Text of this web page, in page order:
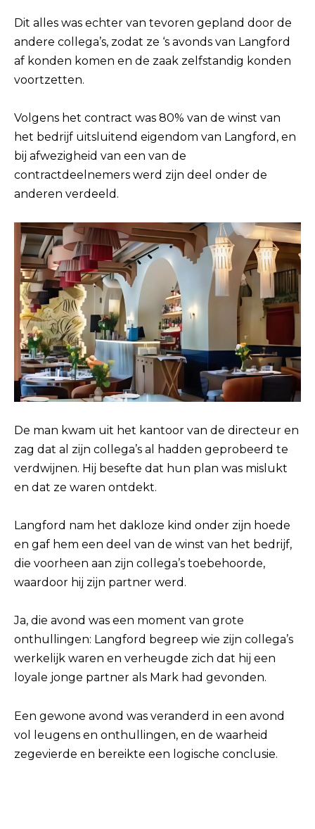
Dit alles was echter van tevoren gepland door de
andere collega’s, zodat ze ‘s avonds van Langford
af konden komen en de zaak zelfstandig konden
voortzetten.
Volgens het contract was 80% van de winst van
het bedrijf uitsluitend eigendom van Langford, en
bij afwezigheid van een van de
contractdeelnemers werd zijn deel onder de
anderen verdeeld.
De man kwam uit het kantoor van de directeur en
zag dat al zijn collega’s al hadden geprobeerd te
verdwijnen. Hij besefte dat hun plan was mislukt
en dat ze waren ontdekt.
Langford nam het dakloze kind onder zijn hoede
en gaf hem een ​​deel van de winst van het bedrijf,
die voorheen aan zijn collega’s toebehoorde,
waardoor hij zijn partner werd.
Ja, die avond was een moment van grote
onthullingen: Langford begreep wie zijn collega’s
werkelijk waren en verheugde zich dat hij een
loyale jonge partner als Mark had gevonden.
Een gewone avond was veranderd in een avond
vol leugens en onthullingen, en de waarheid
zegevierde en bereikte een logische conclusie.